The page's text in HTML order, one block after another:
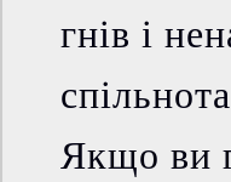
гнів і
Якщо ви